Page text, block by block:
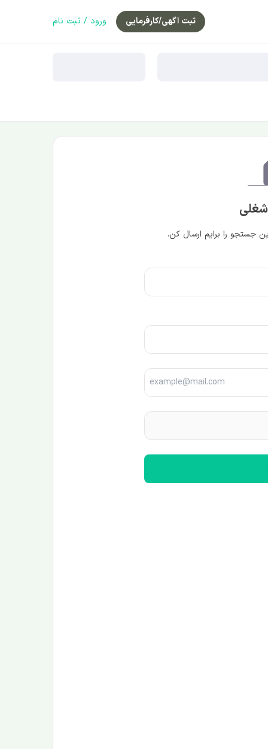
ثبت آگهی/کارفرمایی ورود / ثبت نام
شغلی
جستجو را برایم ارسال کن.